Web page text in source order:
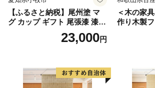
【ふるさと納税】尾州塗 マ
グ カップ ギフト 尾張漆 漆
漆器 漆器工芸 工芸品 芸術性
実用性 抗菌性 美味しく安全
ウイルス効果 お取り寄せ 愛
知県 小牧市 送料無料
23,000円
＜木の家
作り木製